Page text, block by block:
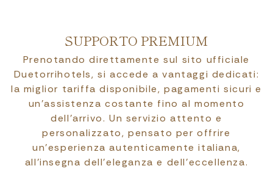
SUPPORTO PREMIUM
Prenotando direttamente sul sito ufficiale
Duetorrihotels, si accede a vantaggi dedicati:
la miglior tariffa disponibile, pagamenti sicuri e
un’assistenza costante fino al momento
dell’arrivo. Un servizio attento e
personalizzato, pensato per offrire
un’esperienza autenticamente italiana,
all’insegna dell’eleganza e dell’eccellenza.